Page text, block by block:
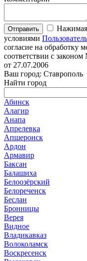
Отправить
Нажимая
условиями
согласие на обработку
соответствии с
от 27.07.2006
Ваш город: Ставрополь
Найти город
Абинск
Алагир
Анапа
Апрелевка
Апшеронск
Ардон
Армавир
Баксан
Балашиха
Белоозёрский
Белореченск
Беслан
Бронницы
Верея
Видное
Владикавказ
Волоколамск
Воскресенск